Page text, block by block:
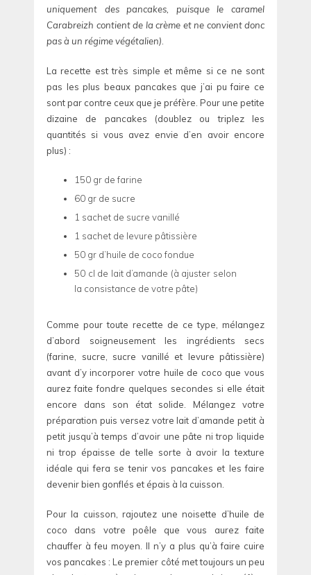
uniquement des pancakes, puisque le caramel
Carabreizh contient de la crème et ne convient donc
pas à un régime végétalien)
La recette est très simple et même si ce ne sont
pas les plus beaux pancakes que j’ai pu faire ce
sont par contre ceux que je préfère. Pour une petite
dizaine de pancakes (doublez ou triplez les
quantités si vous avez envie d’en avoir encore
plus) :
150 gr de farine
60 gr de sucre
1 sachet de sucre vanillé
1 sachet de levure pâtissière
50 gr d’huile de coco fondue
50 cl de lait d’amande (à ajuster selon
la consistance de votre pâte)
Comme pour toute recette de ce type, mélangez
d’abord soigneusement les ingrédients secs
(farine, sucre, sucre vanillé et levure pâtissière)
avant d’y incorporer votre huile de coco que vous
aurez faite fondre quelques secondes si elle était
encore dans son état solide. Mélangez votre
préparation puis versez votre lait d’amande petit à
petit jusqu’à temps d’avoir une pâte ni trop liquide
ni trop épaisse de telle sorte à avoir la texture
idéale qui fera se tenir vos pancakes et les faire
devenir bien gonflés et épais à la cuisson.
Pour la cuisson, rajoutez une noisette d’huile de
coco dans votre poêle que vous aurez faite
chauffer à feu moyen. Il n’y a plus qu’à faire cuire
vos pancakes : Le premier côté met toujours un peu